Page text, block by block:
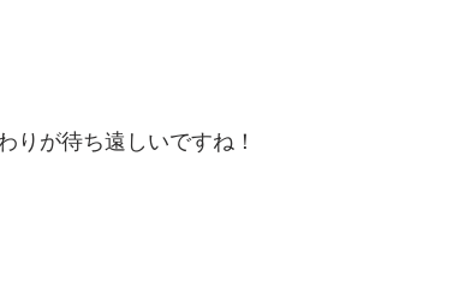
りが待ち遠しいですね！